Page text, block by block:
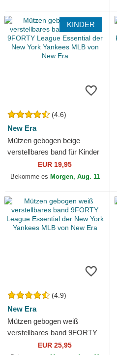
KINDER
(4.6)
New Era
Mützen gebogen beige
verstellbares band für Kinder
9FORTY League Essential
der New York Yankees...
EUR 19,95
Bekomme es Morgen, Aug. 11
(4.9)
New Era
Mützen gebogen weiß
verstellbares band 9FORTY
League Essential der New
EUR 25,95